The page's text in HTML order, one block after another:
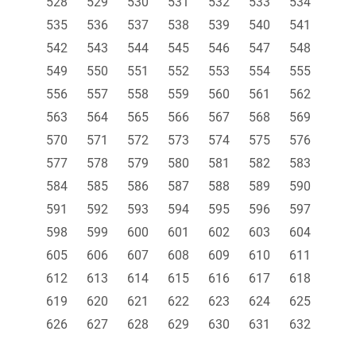
535
536 537 538 539 540
541
542
543 544 545 546 547
548
549
550 551 552 553 554
555
556
557 558 559 560 561
562
563
564 565 566 567 568
569
570
571 572 573 574 575
576
577
578 579 580 581 582
583
584
585 586 587 588 589
590
591
592 593 594 595 596
597
598
599 600 601 602 603
604
605
606 607 608 609 610
611
612
613 614 615 616 617
618
619
620 621 622 623 624
625
626
627 628 629 630 631
632